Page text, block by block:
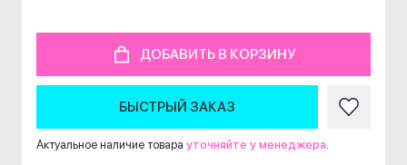
ДОБАВИТЬ В КОРЗИНУ
БЫСТРЫЙ ЗАКАЗ
Актуальное наличие товара уточняйте у менеджера.